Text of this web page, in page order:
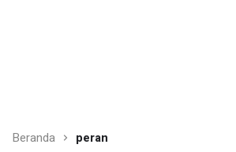
Beranda peran